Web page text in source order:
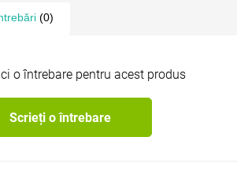
(0)
o întrebare pentru acest produs
Scrieți o întrebare